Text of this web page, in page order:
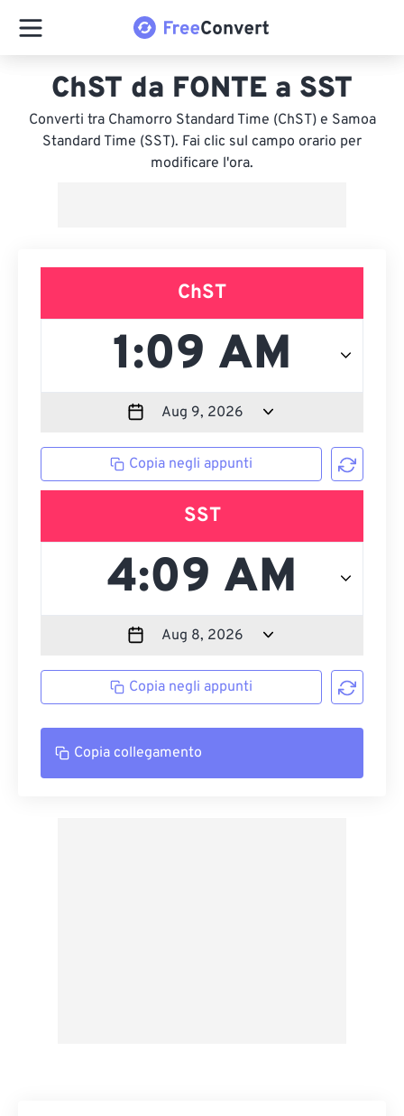
ChST da FONTE a SST
Converti tra Chamorro Standard Time (ChST) e Samoa
Standard Time (SST). Fai clic sul campo orario per
modificare l'ora.
ChST
Copia negli appunti
SST
Copia negli appunti
Copia collegamento